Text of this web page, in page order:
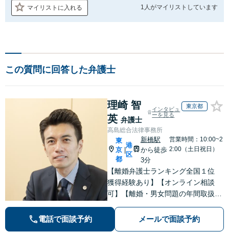
マイリストに入れる 1人がマイリストしています
この質問に回答した弁護士
理崎 智
英 弁護士
インタビュ
ーを見る
東京都
高島総合法律事務所
東
京
都
港
区
新橋駅
から徒歩
3分
営業時間：10:00~2
2:00（土日祝日）
【離婚弁護士ランキング全国１位
獲得経験あり】【オンライン相談
可】【離婚・男女問題の年間取扱件
き寝入りしたくないという方は是非
ご相談ください。
電話で面談予約 メールで面談予約